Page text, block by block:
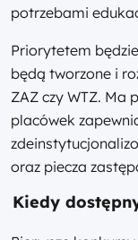
potrzebami
Priorytetem
będą tworzone i
ZAZ czy WTZ. Ma
placówek
oraz piecza
Kiedy